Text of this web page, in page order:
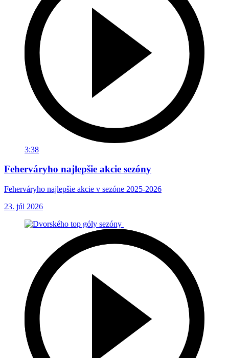
3:38
Feherváryho najlepšie akcie sezóny
Feherváryho najlepšie akcie v sezóne 2025-2026
23. júl 2026